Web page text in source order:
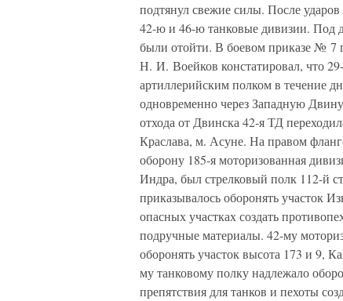
подтянул свежие силы. После
42-ю и 46-ю танковые дивизии. Под
были отойти. В боевом приказе № 7
Н. И. Воейков констатировал, что
артиллерийским полком в течение
одновременно через Западную
отхода от Двинска 42-я ТД
Краслава, м. Асуне. На правом
оборону 185-я моторизованная
Индра, был стрелковый полк 112-й
приказывалось оборонять участок
опасных участках создать
подручные материалы. 42-му
оборонять участок высота 173 и 9,
му танковому полку надлежало
препятствия для танков и пехоты